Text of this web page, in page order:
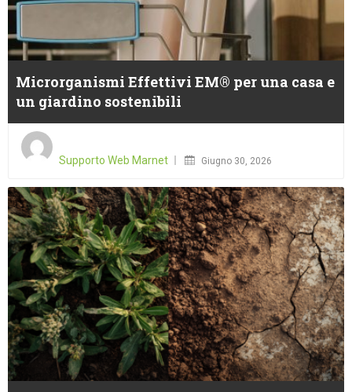
Microrganismi Effettivi EM® per una casa e
un giardino sostenibili
Supporto Web Marnet
Giugno 30, 2026